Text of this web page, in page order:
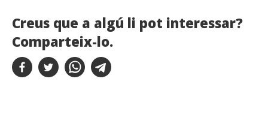
Creus que a algú li pot interessar?
Comparteix-lo.